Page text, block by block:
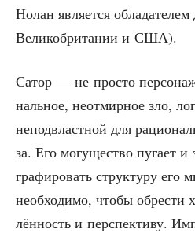
Нолан явля­ет­ся
Вели­ко­бри­та­нии и США).
Сатор — не про­сто
наль­ное, неот­мир­ное зло,
непод­власт­ной для
за. Его могу­ще­ство пуга­ет
гра­фи­ро­вать струк­ту­ру
необ­хо­ди­мо, что­бы обре­сти
лён­ность и пер­спек­ти­ву.